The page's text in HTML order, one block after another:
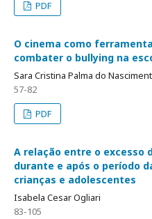
PDF
O cinema como
combater o bullying na
Sara Cristina Palma do
57-82
PDF
A relação entre o excesso
durante e após o período
crianças e adolescentes
Isabela Cesar Ogliari
83-105